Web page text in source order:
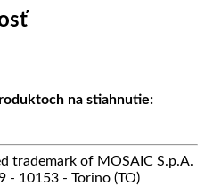
na stiahnutie:
trademark of MOSAIC S.p.A.
- 10153 - Torino (TO)